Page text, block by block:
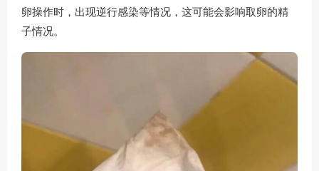
卵操作时，出现逆行感染等情况，这可能会影响取卵的精
子情况。